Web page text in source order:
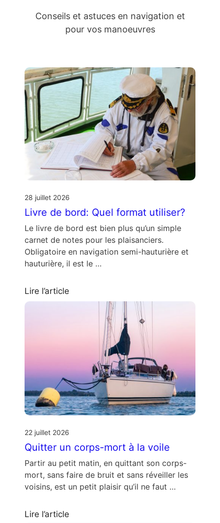
Conseils et astuces en navigation et
pour vos manoeuvres
28 juillet 2026
Livre de bord: Quel format utiliser?
Le livre de bord est bien plus qu’un simple
carnet de notes pour les plaisanciers.
Obligatoire en navigation semi-hauturière et
hauturière, il est le …
Lire l’article
22 juillet 2026
Quitter un corps-mort à la voile
Partir au petit matin, en quittant son corps-
mort, sans faire de bruit et sans réveiller les
voisins, est un petit plaisir qu’il ne faut …
Lire l’article